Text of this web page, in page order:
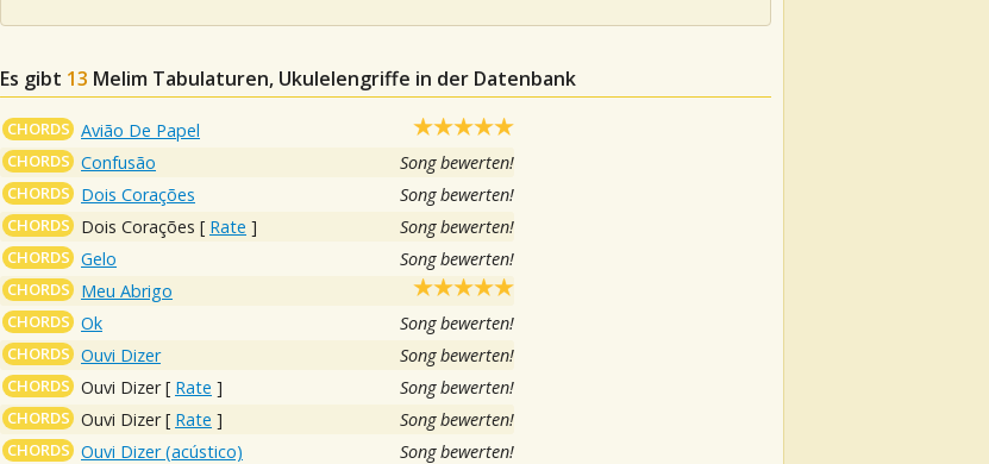
Es gibt 13 Melim Tabulaturen, Ukulelengriffe in der Datenbank
CHORDS Avião De Papel
CHORDS Confusão Song bewerten!
CHORDS Dois Corações Song bewerten!
CHORDS Dois Corações [ Rate ] Song bewerten!
CHORDS Gelo Song bewerten!
CHORDS Meu Abrigo
CHORDS Ok Song bewerten!
CHORDS Ouvi Dizer Song bewerten!
CHORDS Ouvi Dizer[ Rate ] Song bewerten!
CHORDS Ouvi Dizer[ Rate ] Song bewerten!
CHORDS Ouvi Dizer (acústico) Song bewerten!